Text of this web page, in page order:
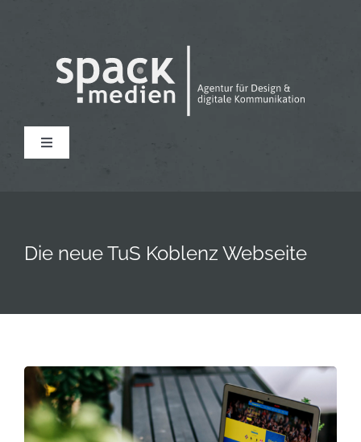
Toggle
Referenzen
Die neue TuS Koblenz Webseite